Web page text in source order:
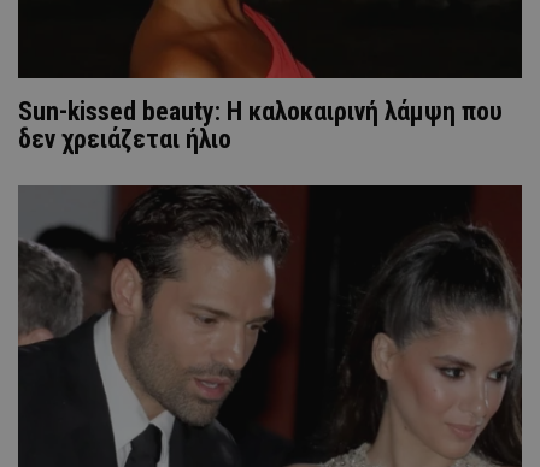
Sun-kissed beauty: Η καλοκαιρινή λάμψη που
δεν χρειάζεται ήλιο